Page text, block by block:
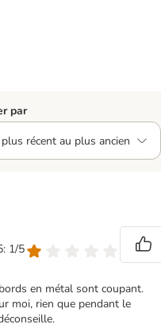
par
1/5
en métal sont coupant.
moi, rien que pendant le